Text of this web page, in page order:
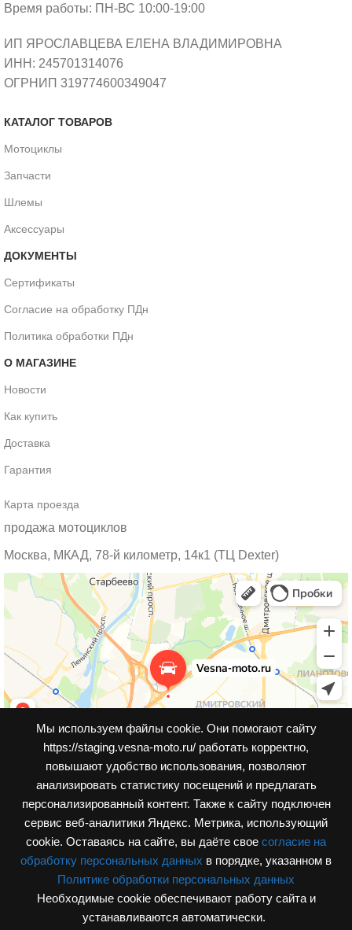
Мы используем файлы cookie. Они помогают сайту
https://staging.vesna-moto.ru/ работать корректно,
повышают удобство использования, позволяют
анализировать статистику посещений и предлагать
персонализированный контент. Также к cайту подключен
сервис веб-аналитики Яндекс. Метрика, использующий
cookie. Оставаясь на сайте, вы даёте свое согласие на
обработку персональных данных в порядке, указанном в
Политике обработки персональных данных
Необходимые cookie обеспечивают работу сайта и
устанавливаются автоматически.
Время работы: ПН-ВС 10:00-19:00
ИП ЯРОСЛАВЦЕВА ЕЛЕНА ВЛАДИМИРОВНА
ИНН: 245701314076
ОГРНИП 319774600349047
КАТАЛОГ ТОВАРОВ
Мотоциклы
Запчасти
Шлемы
Аксессуары
ДОКУМЕНТЫ
Сертификаты
Согласие на обработку ПДн
Политика обработки ПДн
О МАГАЗИНЕ
Новости
Как купить
Доставка
Гарантия
Карта проезда
продажа мотоциклов
Москва, МКАД, 78-й километр, 14к1 (ТЦ Dexter)